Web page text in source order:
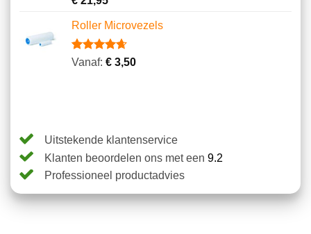
gebaseerd
op
klantbeoordelingen
Roller Microvezels
Gewaardeerd
14
Vanaf: €3,50
Uitstekende klantenservice
Klanten beoordelen ons met een 9.2
Professioneel productadvies